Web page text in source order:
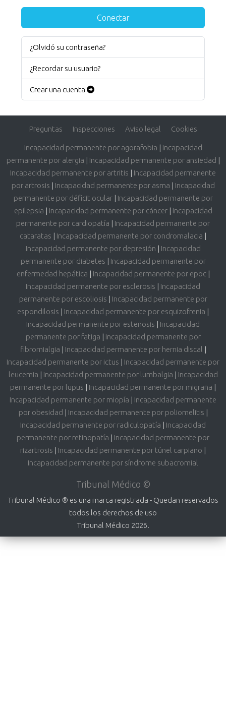
Conectar
¿Olvidó su contraseña?
¿Recordar su usuario?
Crear una cuenta
Preguntas Inspecciones Aviso legal Cookies
Incapacidad permanente por agorafobia | Incapacidad
permanente por alergia | Incapacidad permanente por ansiedad |
Incapacidad permanente por artritis | Incapacidad permanente
por artrosis | Incapacidad permanente por asma | Incapacidad
permanente por déficit ocular| Incapacidad permanente por
epilepsia | Incapacidad permanente por cáncer| Incapacidad
permanente por cardiopatía | Incapacidad permanente por
cataratas | Incapacidad permanente por condromalacia |
Incapacidad permanente por depresión | Incapacidad
permanente por diabetes | Incapacidad permanente por
enfermedad hepática | Incapacidad permanente por epoc|
Incapacidad permanente por esclerosis | Incapacidad
permanente por escoliosis | Incapacidad permanente por
espondilosis | Incapacidad permanente por esquizofrenia |
Incapacidad permanente por estenosis | Incapacidad
permanente por fatiga | Incapacidad permanente por
fibromialgia | Incapacidad permanente por hernia discal |
Incapacidad permanente por ictus | Incapacidad permanente por
leucemia | Incapacidad permanente por lumbalgia | Incapacidad
permanente por lupus | Incapacidad permanente por migraña |
Incapacidad permanente por miopía | Incapacidad permanente
por obesidad | Incapacidad permanente por poliomelitis |
Incapacidad permanente por radiculopatía | Incapacidad
permanente por retinopatía | Incapacidad permanente por
rizartrosis | Incapacidad permanente por túnel carpiano |
Incapacidad permanente por síndrome subacromial
Tribunal Médico ©
Tribunal Médico ® es una marca registrada - Quedan reservados
todos los derechos de uso
Tribunal Médico 2026.